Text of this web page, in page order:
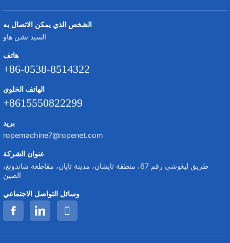
الشخص الذي يمكن الاتصال به
السيد تشن هاو
هاتف
+86-0538-8514322
الهاتف الخلوي
+8615550822299
بريد
ropemachine7@ropenet.com
عنوان الشركة
طريق ليغوشي رقم 67، منطقة تايشان، مدينة تايان، مقاطعة شاندونغ،
الصين
وسائل التواصل الاجتماعي